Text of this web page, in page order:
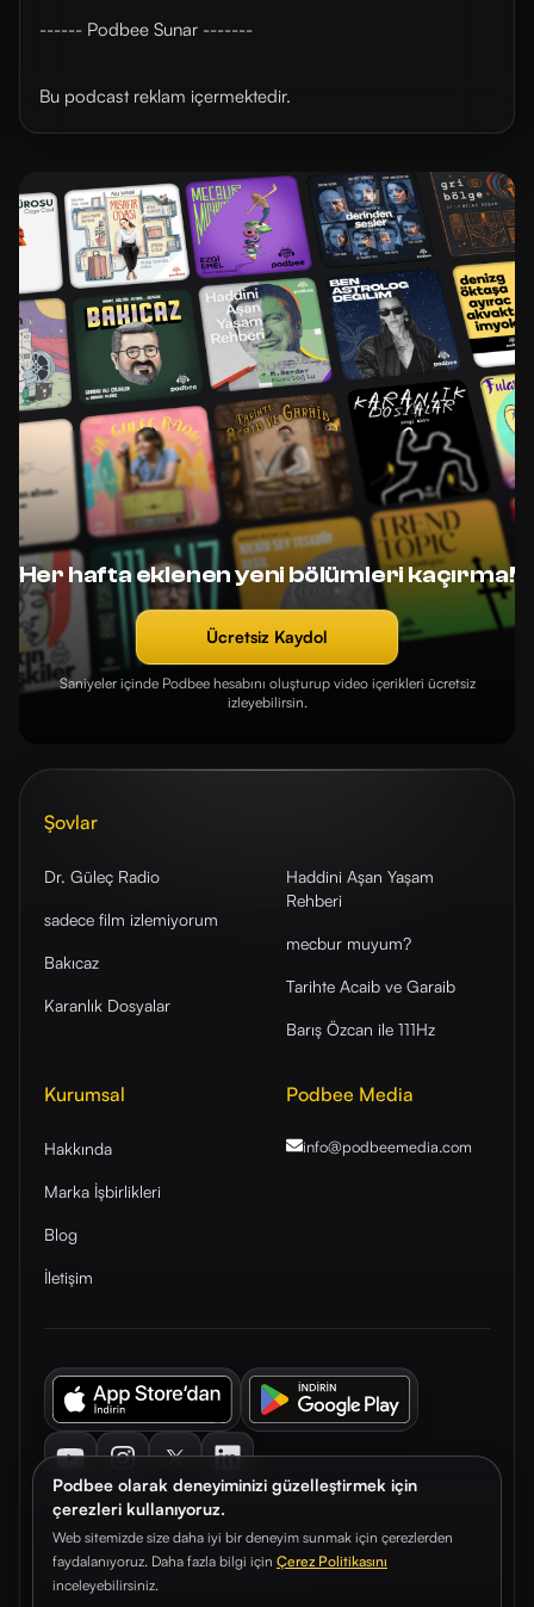
Podbee olarak deneyiminizi güzelleştirmek için
çerezleri kullanıyoruz.
Web sitemizde size daha iyi bir deneyim sunmak için çerezlerden
faydalanıyoruz. Daha fazla bilgi için Çerez Politikasını
inceleyebilirsiniz.
------ Podbee Sunar -------
Bu podcast reklam içermektedir.
Her hafta eklenen yeni bölümleri kaçırma!
Ücretsiz Kaydol
Saniyeler içinde Podbee hesabını oluşturup video içerikleri ücretsiz
izleyebilirsin.
Şovlar
Dr. Güleç Radio
sadece film izlemiyorum
Bakıcaz
Karanlık Dosyalar
Haddini Aşan Yaşam
Rehberi
mecbur muyum?
Tarihte Acaib ve Garaib
Barış Özcan ile 111Hz
Kurumsal
Hakkında
Marka İşbirlikleri
Blog
İletişim
Podbee Media
info@podbeemedia.com
© 2026. Podbee Media. Tüm hakları saklıdır.